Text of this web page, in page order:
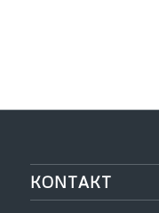
KONTAKT